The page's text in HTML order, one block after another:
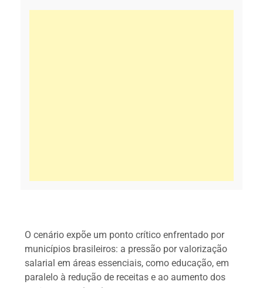
O cenário expõe um ponto crítico enfrentado por
municípios brasileiros: a pressão por valorização
salarial em áreas essenciais, como educação, em
paralelo à redução de receitas e ao aumento dos